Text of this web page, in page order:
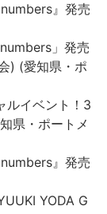
』発売
」発売
) (愛知県・ポ
ルイベント！3
県・ポートメ
』発売
YODA G